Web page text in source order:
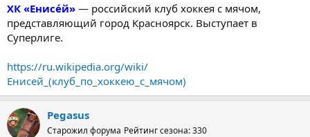
ХК «Енисе́й» — российский клуб хоккея с мячом,
представляющий город Красноярск. Выступает в
Суперлиге.
https://ru.wikipedia.org/wiki/
Енисей_(клуб_по_хоккею_с_мячом)
Pegasus
Старожил форума Рейтинг сезона: 330